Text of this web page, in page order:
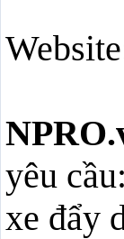
yêu
xe đẩy